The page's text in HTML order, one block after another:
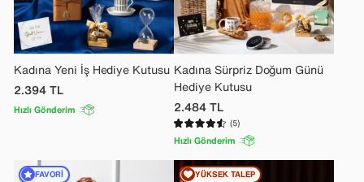
Kadına Yeni İş Hediye Kutusu
2.394TL
Hızlı Gönderim
Kadına Sürpriz Doğum Günü
Hediye Kutusu
2.484TL
(5)
Hızlı Gönderim
FAVORI YÜKSEK TALEP